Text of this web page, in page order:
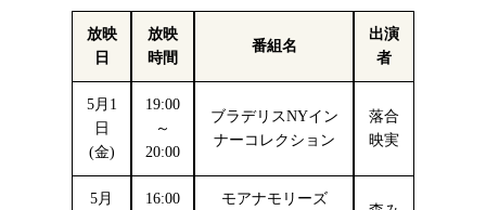
放映
日
放映
時間
番組名
出演
者
5月1
日
(金)
19:00
～
20:00
ブラデリスNYイン
ナーコレクション
落合
映実
5月
16:00
モアナモリーズ